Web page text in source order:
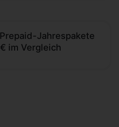
Jahrespakete
im Vergleich